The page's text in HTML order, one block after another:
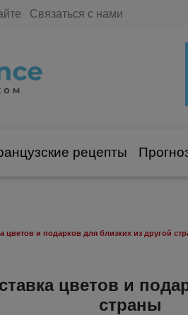
Связаться с нами
рецепты
цветов и подарков для близких из другой
цветов и
страны